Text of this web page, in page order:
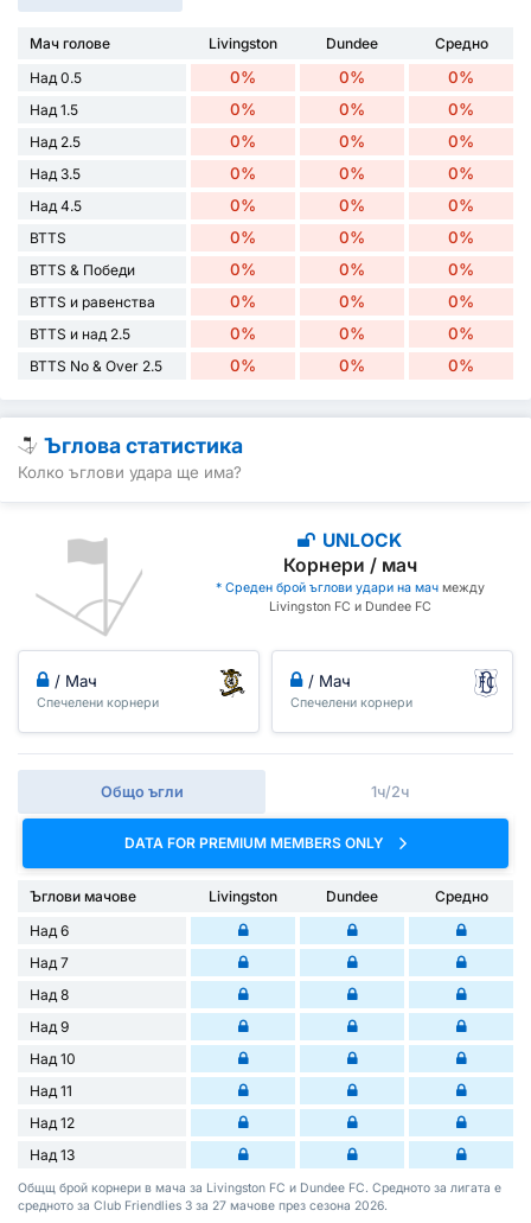
Мач голове Livingston Dundee
Средно
Над 0.5
0% 0% 0%
Над 1.5 0% 0% 0%
Над 2.5 0% 0% 0%
Над 3.5 0% 0% 0%
Над 4.5 0% 0% 0%
BTTS 0% 0% 0%
BTTS & Победи 0% 0% 0%
BTTS и равенства 0% 0% 0%
BTTS и над 2.5 0% 0% 0%
BTTS No & Over 2.5 0% 0% 0%
Ъглова статистика
Колко ъглови удара ще има?
UNLOCK
Корнери / мач
* Среден брой ъглови удари на мачмежду
Livingston FC и Dundee FC
/ Мач
Спечелени корнери
/ Мач
Спечелени корнери
Общо ъгли 1ч/2ч
DATA FOR PREMIUM MEMBERS ONLY
Ъглови мачове Livingston Dundee
Средно
Над 6
Над 7
Над 8
Над 9
Над 10
Над 11
Над 12
Над 13
Общщ брой корнери в мача за Livingston FC и Dundee FC. Средното за лигата е
средното за Club Friendlies 3 за 27 мачове през сезона 2026.